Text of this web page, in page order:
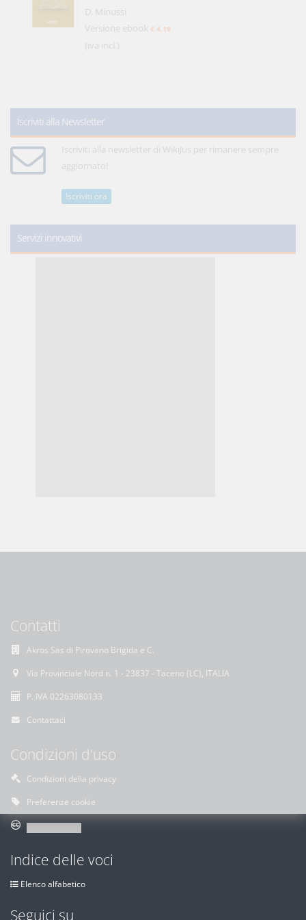
D. Minussi
Versione ebook€ 4,19
(iva incl.)
Iscriviti alla Newsletter
Iscriviti alla newsletter di WikiJus per rimanere sempre
aggiornato!
Iscriviti ora
Servizi innovativi
Contatti
Akros Sas di Pirovano Brigida e C.
Via Provinciale Nord n. 1 - 23837 - Taceno (LC), ITALIA
P. IVA 02263080133
Contattaci
Condizioni d'uso
Condizioni della privacy
Preferenze cookie
Indice delle voci
Elenco alfabetico
Seguici su